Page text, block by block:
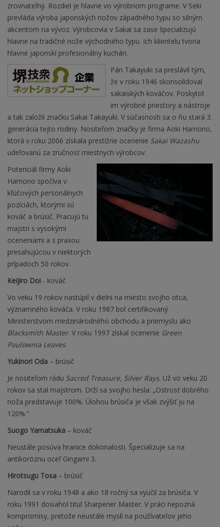
zrovnateľný. Rozdiel je hlavne vo výrobnom programe. V Seki
prevláda výroba japonských nožov západného typu so silným
akcentom na vývoz. Výrobcovia v Sakai sa zase špecializujú
hlavne na tradičné nože východného typu. Ich klientelu tvoria
hlavne japonskí profesionálny kuchári.
Pán Takayuki sa preslávil tým,
že v roku 1946 skonsolidoval
sakaiských kováčov. Poskytol
im výrobné priestory a nástroje
a tak založil značku Sakai Takayuki. V súčasnosti sa o ňu stará 3.
generácia tejto rodiny. Nositeľom značky je firma Aoki Hamono,
ktorá v roku 2006 získala prestížne ocenenie Sakai Wazashu
udeľovanú za zručnosť miestnych výrobcov.
Potenciál firmy Aoki
Hamono spočíva v
kľúčových personálnych
pozíciách, ktorými sú
kováč a brúsič. Pracujú tu
majstri s vysokými
oceneniami a s praxou
presahujúcou v niektorých
prípadoch 50 rokov.
Keijiro Doi - kováč
Vo veku 19 rokov nastúpil v dielni na miesto svojho otca,
významného kováča. V roku 1987 bol certifikovaný
Ministerstvom medzinárodného obchodu a priemyslu ako
Blacksmith Master. V roku 1997 získal ocenenie Green
Paulownia Leaves.
Yukinori Oda – brúsič
Je nositeľom rádu Sacred Treasure, Silver Rays. Už vo veku 20
rokov sa stal majstrom. Drží sa svojho hesla: „Ostrosť dobrého
noža predstavuje 100%. Úlohou brúsiča je však zvýšiť ju na
120%.“
Suogo Yamatsuka – kováč
Neustále posúva hranice dokonalosti. Špecializuje sa na
antikoróznu oceľ Gingami 3.
Hirotsugu Tosa – brúsič
Narodil sa v roku 1948 a ako 18 ročný sa vyučil za brúsiča. V
roku 1991 dosiahol titul Sharpener Master. V práci nepozná
kompromisy, pretože neustále myslí na používateľov jeho